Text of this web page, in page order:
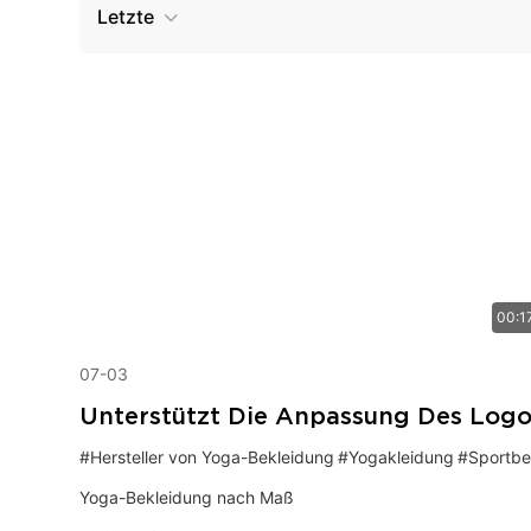
Letzte
07-03
Unterstützt Die Anpassung Des
#Hersteller von Yoga-Bekleidung #Yogakleidung #Sportbekleidung
Yoga-Bekleidung nach Maß